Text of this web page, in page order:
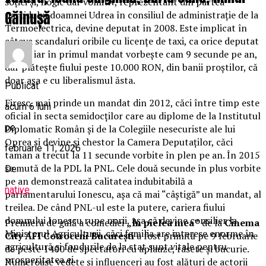
partidului doamnei Udrea în consiliul de administrație de la
Termoelectrica, devine deputat în 2008. Este implicat în
câteva scandaluri oribile cu licențe de taxi, ca orice deputat
onest, iar în primul mandat vorbește cam 9 secunde pe an,
dar plătește fiului peste 10.000 RON, din banii proștilor, că
doar așa e cu liberalismul ăsta.
Firesc, mai prinde un mandat din 2012, căci între timp este
oficial în secta semidocților care au diplome de la Institutul
Diplomatic Român și de la Colegiile nesecuriste ale lui
Oprea și devine și chestor la Camera Deputaților, căci
taman a trecut la 11 secunde vorbite în plen pe an. În 2015
se mută de la PDL la PNL. Cele două secunde în plus vorbite
pe an demonstrează calitatea indubitabilă a
parlamentarului Ionescu, așa că mai “câștigă” un mandat, al
treilea. De când PNL-ul este la putere, cariera fiului
domnului Ionescu rupe norii, așa că devine consilier la
Ministerul Agriculturii, căci familia are interese enorme în
agricultură și fondurile de la stat sunt vitale pentru
prosperitatea ei.
Găinușă
Publicat
acum 6 luni
pe
februarie 11, 2026
De
native
Premiera de gală a comediei„În pielea mea”de laCinema
City AFI Cotroceni Bucureștia fost primită pe 9 februarie
de peste 1400 de spectatori cu aplauze, râsete și bucurie.
Numeroase vedete și influenceri au fost alături de actorii